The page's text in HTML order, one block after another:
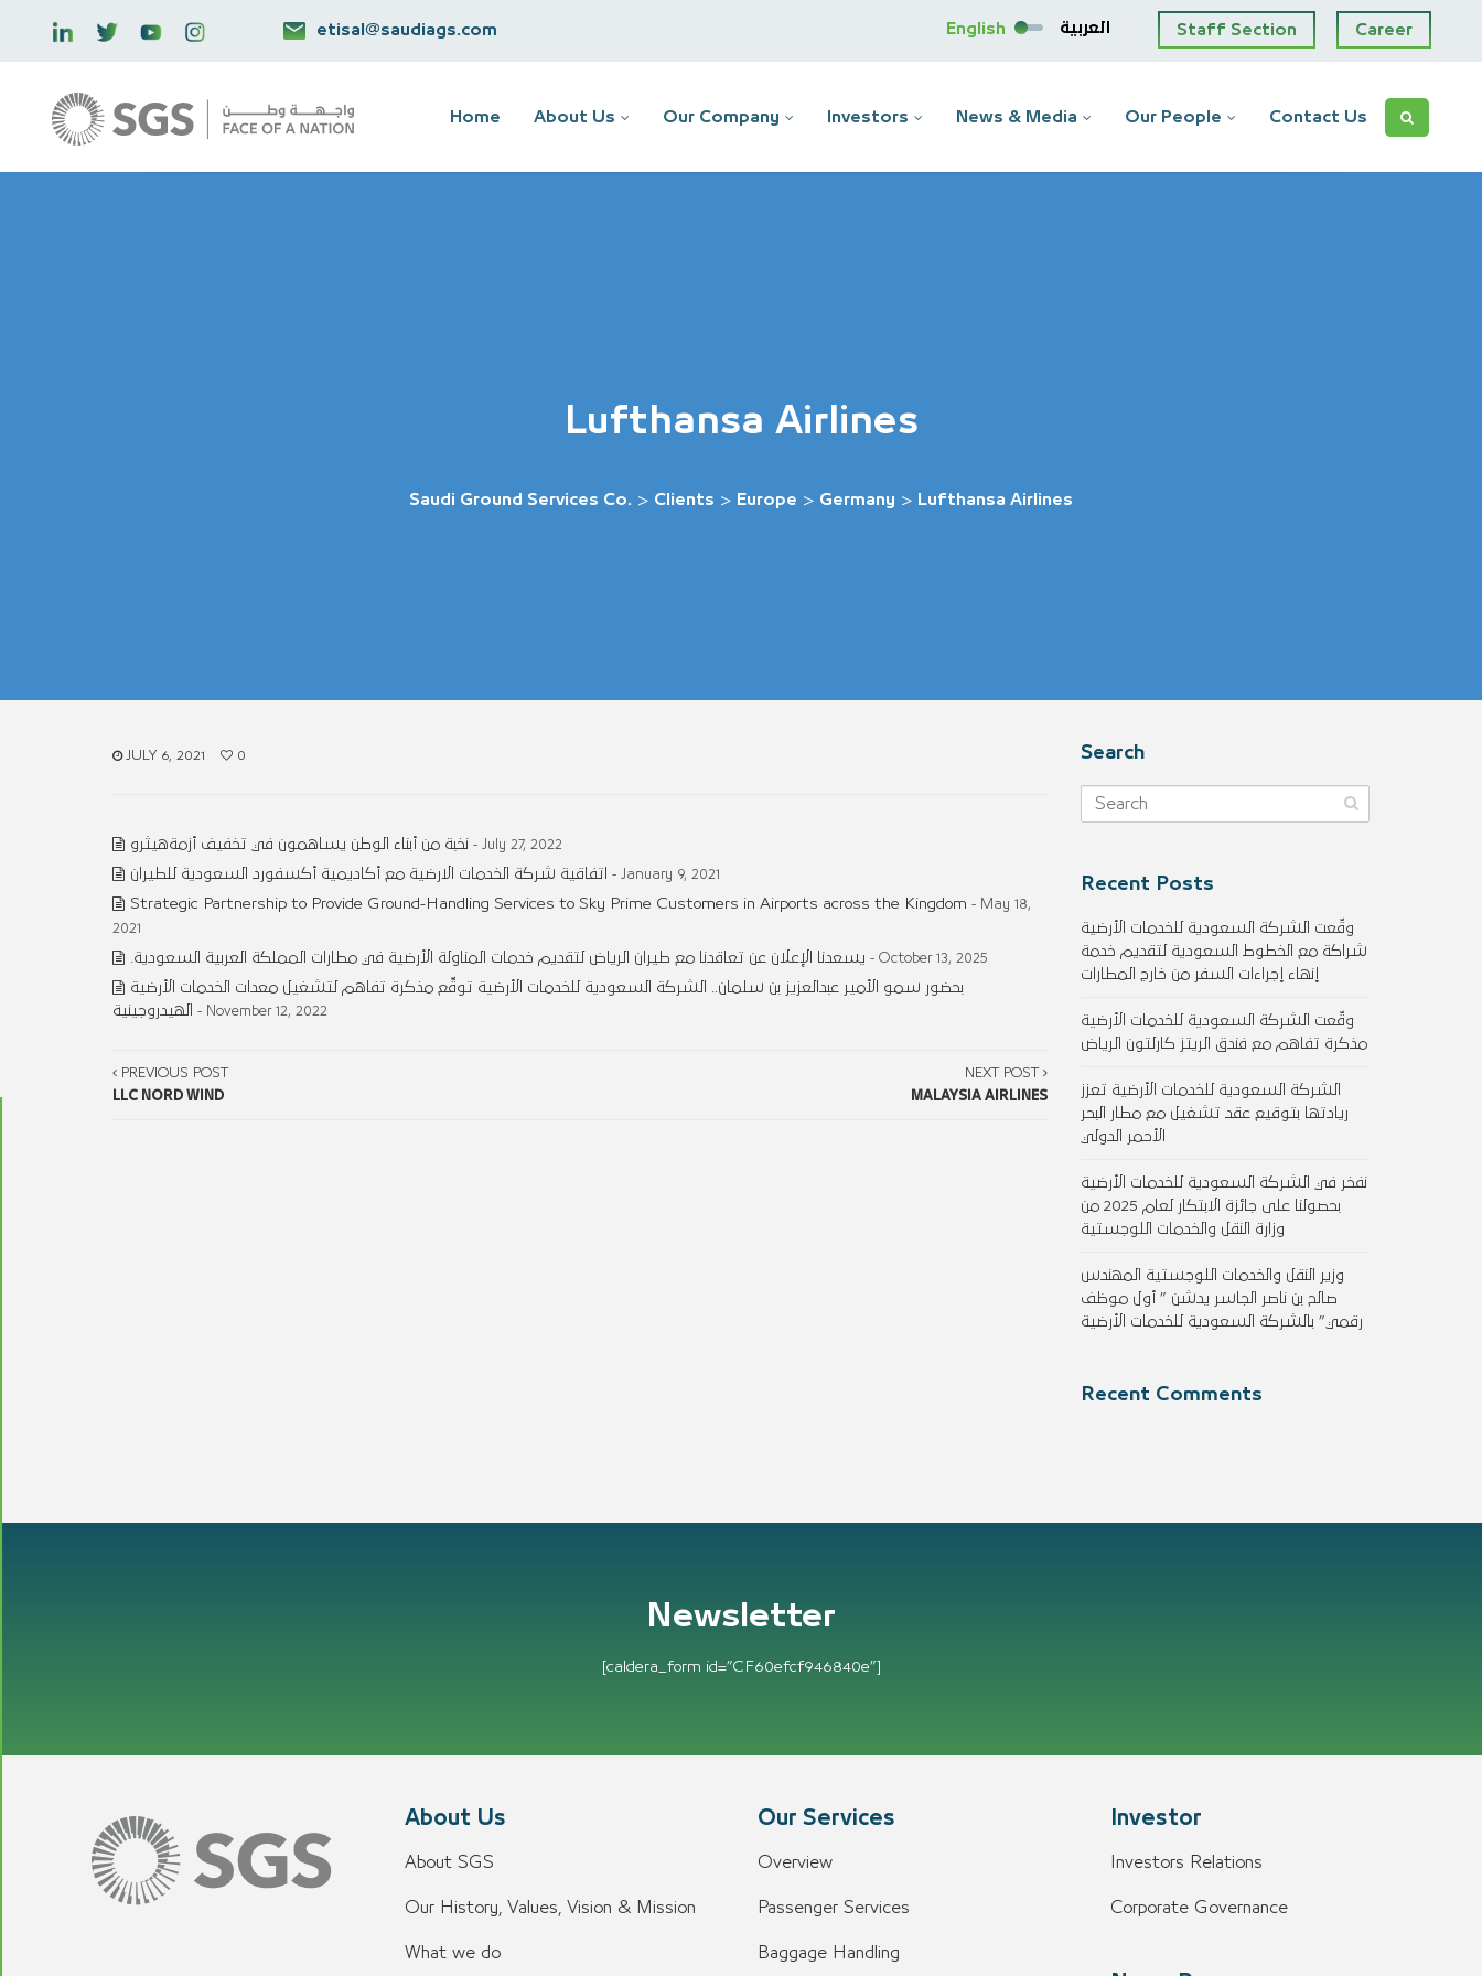
etisal@saudiags.com English العربية Staff Section Career
Home About Us Our Company Investors News & Media Our People Contact Us
Lufthansa Airlines
Saudi Ground Services Co. > Clients > Europe > Germany > Lufthansa Airlines
JULY 6, 2021 0
نخبة من أبناء الوطن يساهمون في تخفيف أزمةهيثرو - July 27, 2022
اتفاقية شركة الخدمات الارضية مع أكاديمية أكسفورد السعودية للطيران - January 9, 2021
Strategic Partnership to Provide Ground-Handling Services to Sky Prime Customers in Airports across the Kingdom - May 18,
2021
.يسعدنا الإعلان عن تعاقدنا مع طيران الرياض لتقديم خدمات المناولة الأرضية في مطارات المملكة العربية السعودية - October 13, 2025
بحضور سمو الأمير عبدالعزيز بن سلمان.. الشركة السعودية للخدمات الأرضية توقِّع مذكرة تفاهم لتشغيل معدات الخدمات الأرضية
الهيدروجينية
- November 12, 2022
PREVIOUS POST
LLC NORD WIND
NEXT POST
MALAYSIA AIRLINES
Search
Recent Posts
وقّعت الشركة السعودية للخدمات الأرضية
شراكة مع الخطوط السعودية لتقديم خدمة
إنهاء إجراءات السفر من خارج المطارات
وقّعت الشركة السعودية للخدمات الأرضية
مذكرة تفاهم مع فندق الريتز كارلتون الرياض
الشركة السعودية للخدمات الأرضية تعزز
ريادتها بتوقيع عقد تشغيل مع مطار البحر
الأحمر الدولي
نفخر في الشركة السعودية للخدمات الأرضية
بحصولنا على جائزة الابتكار لعام 2025 من
وزارة النقل والخدمات اللوجستية
وزير النقل والخدمات اللوجستية المهندس
صالح بن ناصر الجاسر يدشن ” أول موظف
رقمي” بالشركة السعودية للخدمات الأرضية
Recent Comments
Newsletter
[caldera_form id=”CF60efcf946840e”]
About Us
About SGS
Our History, Values, Vision & Mission
What we do
Our Services
Overview
Passenger Services
Baggage Handling
Investor
Investors Relations
Corporate Governance